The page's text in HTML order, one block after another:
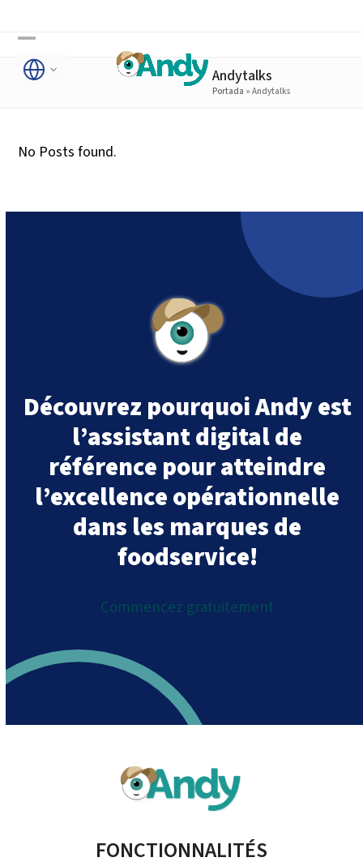
content
Open
mobile
Close
mobile
Andytalks
Portada »Andytalks
No Posts found.
Découvrez pourquoi Andy est
l’assistant digital de
référence pour atteindre
l’excellence opérationnelle
dans les marques de
foodservice!
Commencez gratuitement
FONCTIONNALITÉS